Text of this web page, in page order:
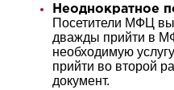
Неоднократное
Посетители МФЦ
дважды прийти в
необходимую
прийти во второй
документ.